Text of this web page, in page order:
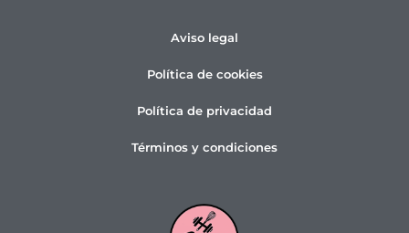
Aviso legal
Política de cookies
Política de privacidad
Términos y condiciones